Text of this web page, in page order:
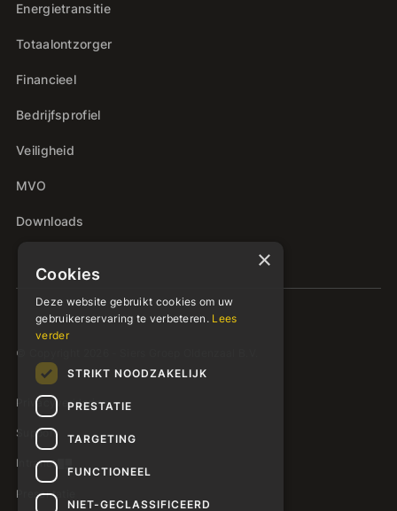
Energietransitie
Totaalontzorger
Financieel
Bedrijfsprofiel
Veiligheid
MVO
Downloads
© Copyright 2026 - Siers Groep Oldenzaal B.V.
Privacyverklaring
Support
Intranet
Presentatie
×
Cookies
Deze website gebruikt cookies om uw
gebruikerservaring te verbeteren. Lees
verder
STRIKT NOODZAKELIJK
PRESTATIE
TARGETING
FUNCTIONEEL
NIET-GECLASSIFICEERD